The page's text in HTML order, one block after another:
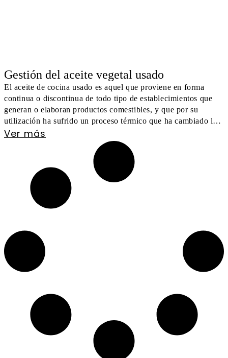
Gestión del aceite vegetal usado
El aceite de cocina usado es aquel que proviene en forma
continua o discontinua de todo tipo de establecimientos que
generan o elaboran productos comestibles, y que por su
utilización ha sufrido un proceso térmico que ha cambiado las
características del producto original
Ver más